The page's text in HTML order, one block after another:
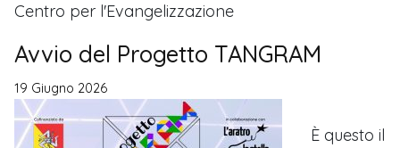
Centro per l'Evangelizzazione
Avvio del Progetto TANGRAM
19 Giugno 2026
È questo il